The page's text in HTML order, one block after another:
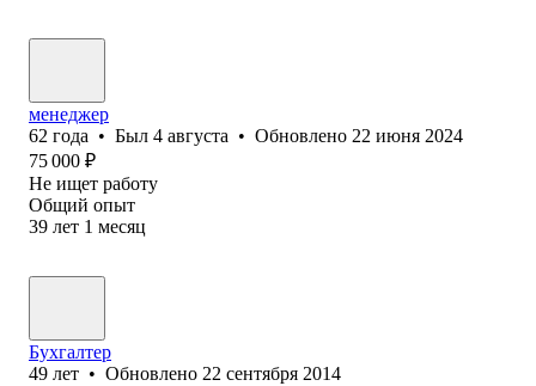
менеджер
62 года • Был 4 августа • Обновлено 22 июня 2024
75 000 ₽
Не ищет работу
Общий опыт
39 лет 1 месяц
Бухгалтер
49 лет • Обновлено 22 сентября 2014